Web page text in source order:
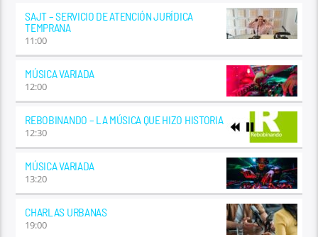
SAJT – SERVICIO DE ATENCIÓN JURÍDICA
TEMPRANA
11:00
MÚSICA VARIADA
12:00
REBOBINANDO – LA MÚSICA QUE HIZO HISTORIA
12:30
MÚSICA VARIADA
13:20
CHARLAS URBANAS
19:00